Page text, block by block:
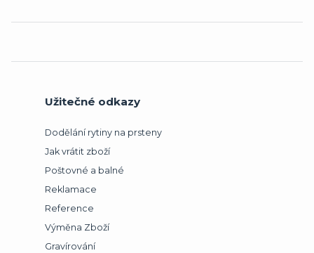
Užitečné odkazy
Dodělání rytiny na prsteny
Jak vrátit zboží
Poštovné a balné
Reklamace
Reference
Výměna Zboží
Gravírování